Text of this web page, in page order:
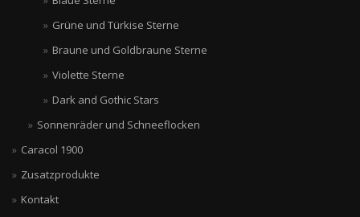
Grüne und Türkise Sterne
Braune und Goldbraune Sterne
Violette Sterne
Dark and Gothic Stars
Sonnenräder und Schneeflocken
Caracol 1900
Zusatzprodukte
Kontakt